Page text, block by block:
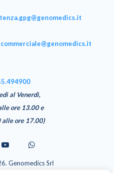
commerciale@genomedics.it
al Venerdì,
ore 13.00 e
alle ore 17.00)
Genomedics Srl